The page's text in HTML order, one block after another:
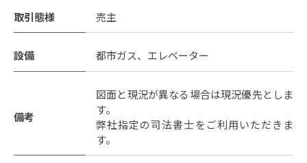
取引態様 売主
設備 都市ガス、エレベーター
備考
図面と現況が異なる場合は現況優先としま
す。
弊社指定の司法書士をご利用いただきま
す。